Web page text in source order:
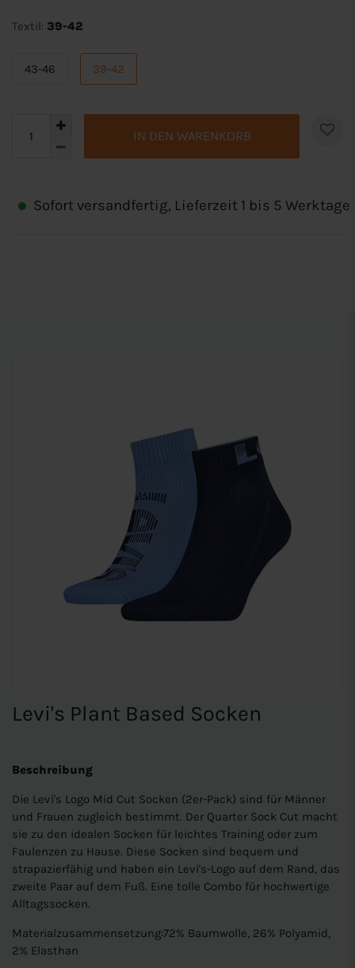
Textil: 39-42
43-46 39-42
IN DEN WARENKORB
Sofort versandfertig, Lieferzeit 1 bis 5 Werktage
Levi's Plant Based Socken
Beschreibung
Die Levi's Logo Mid Cut Socken (2er-Pack) sind für Männer
und Frauen zugleich bestimmt. Der Quarter Sock Cut macht
sie zu den idealen Socken für leichtes Training oder zum
Faulenzen zu Hause. Diese Socken sind bequem und
strapazierfähig und haben ein Levi's-Logo auf dem Rand, das
zweite Paar auf dem Fuß. Eine tolle Combo für hochwertige
Alltagssocken.
Materialzusammensetzung:72% Baumwolle, 26% Polyamid,
2% Elasthan